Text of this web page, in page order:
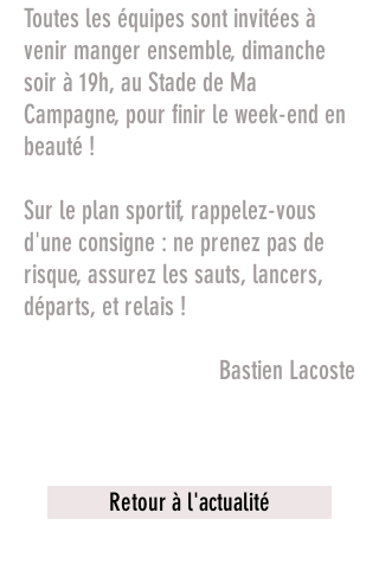
Toutes les équipes sont invitées à
venir manger ensemble, dimanche
soir à 19h, au Stade de Ma
Campagne, pour finir le week-end en
beauté !
Sur le plan sportif, rappelez-vous
d'une consigne : ne prenez pas de
risque, assurez les sauts, lancers,
départs, et relais !
Bastien Lacoste
Retour à l'actualité